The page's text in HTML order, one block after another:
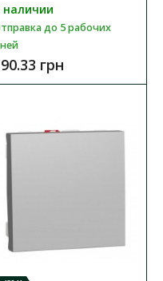
кремовый 2кл с
наличии
до 5 рабочих
грн